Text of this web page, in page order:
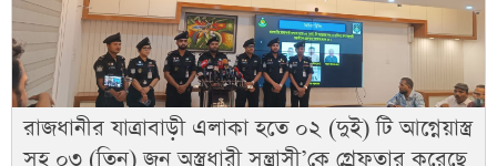
রাজধানীর যাত্রাবাড়ী এলাকা হতে ০২ (দুই) টি আগ্নেয়াস্ত্র
সহ ০৩ (তিন) জন অস্ত্রধারী সন্ত্রাসী’কে গ্রেফতার করেছে